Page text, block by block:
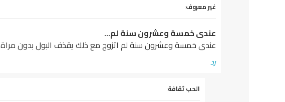
يقول
غير معروف:
عندى خمسة وعشرون سنة لم…
عندى خمسة وعشرون سنة لم اتزوج مع ذلك يقذف البول بدون مراة
رد
يقول
الحب ثقافة: